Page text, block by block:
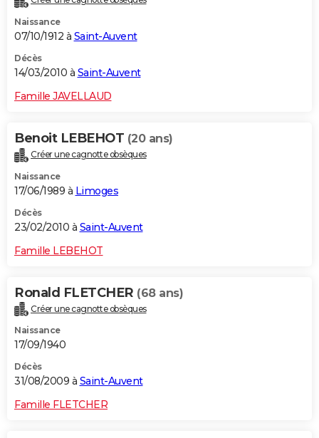
Naissance
07/10/1912 à Saint-Auvent
Décès
14/03/2010 à Saint-Auvent
Famille JAVELLAUD
Benoit LEBEHOT (20 ans)
Créer une cagnotte obsèques
Naissance
17/06/1989 à Limoges
Décès
23/02/2010 à Saint-Auvent
Famille LEBEHOT
Ronald FLETCHER (68 ans)
Créer une cagnotte obsèques
Naissance
17/09/1940
Décès
31/08/2009 à Saint-Auvent
Famille FLETCHER